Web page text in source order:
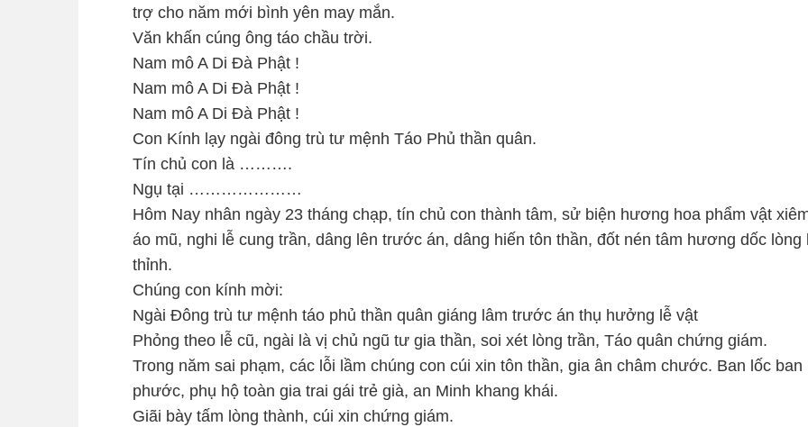
trợ cho năm mới bình yên may mắn.
Văn khấn cúng ông táo chầu trời.
Nam mô A Di Đà Phật !
Nam mô A Di Đà Phật !
Nam mô A Di Đà Phật !
Con Kính lạy ngài đông trù tư mệnh Táo Phủ thần quân.
Tín chủ con là ……….
Ngụ tại …………………
Hôm Nay nhân ngày 23 tháng chạp, tín chủ con thành tâm, sử biện hương hoa phẩm vật
áo mũ, nghi lễ cung trần, dâng lên trước án, dâng hiến tôn thần, đốt nén tâm hương dốc lòng
thỉnh.
Chúng con kính mời:
Ngài Đông trù tư mệnh táo phủ thần quân giáng lâm trước án thụ hưởng lễ vật
Phỏng theo lễ cũ, ngài là vị chủ ngũ tư gia thần, soi xét lòng trần, Táo quân chứng giám.
Trong năm sai phạm, các lỗi lầm chúng con cúi xin tôn thần, gia ân châm chước. Ban lốc ban
phước, phụ hộ toàn gia trai gái trẻ già, an Minh khang khái.
Giãi bày tấm lòng thành, cúi xin chứng giám.